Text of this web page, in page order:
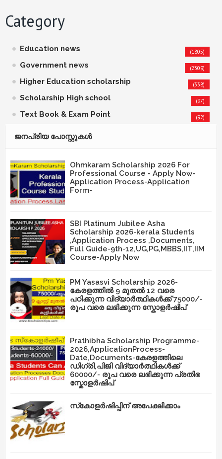
Category
Education news (1805)
Government news (2309)
Higher Education scholarship (338)
Scholarship High school (97)
Text Book & Exam Point (92)
ജനപ്രിയ പോസ്റ്റുകള്‍‌
Ohmkaram Scholarship 2026 For
Professional Course - Apply Now-
Application Process-Application
Form-
SBI Platinum Jubilee Asha
Scholarship 2026-kerala Students
,Application Process ,Documents,
Full Guide-9th-12,UG,PG,MBBS,IIT,IIM
Course-Apply Now
PM Yasasvi Scholarship 2026-
കേരളത്തിൽ 9 മുതൽ 12 വരെ
പഠിക്കുന്ന വിദ്യാർത്ഥികൾക്ക് 75000/-
രൂപ വരെ ലഭിക്കുന്ന സ്കോളർഷിപ്
Prathibha Scholarship Programme-
2026,ApplicationProcess-
Date,Documents-കേരളത്തിലെ
ഡിഗ്രി,പിജി വിദ്യാർത്ഥികൾക്ക്
60000/- രൂപ വരെ ലഭിക്കുന്ന പ്രതിഭ
സ്കോളർഷിപ്
സ്‌കോളർഷിപ്പിന് അപേക്ഷിക്കാം